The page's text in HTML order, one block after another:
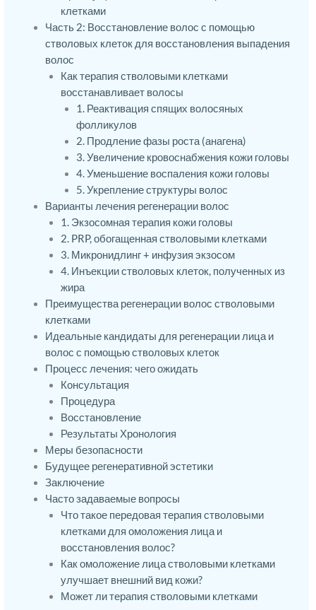
клетками
Часть 2: Восстановление волос с помощью
стволовых клеток для восстановления выпадения
волос
Как терапия стволовыми клетками
восстанавливает волосы
1. Реактивация спящих волосяных
фолликулов
2. Продление фазы роста (анагена)
3. Увеличение кровоснабжения кожи головы
4. Уменьшение воспаления кожи головы
5. Укрепление структуры волос
Варианты лечения регенерации волос
1. Экзосомная терапия кожи головы
2. PRP, обогащенная стволовыми клетками
3. Микронидлинг + инфузия экзосом
4. Инъекции стволовых клеток, полученных из
жира
Преимущества регенерации волос стволовыми
клетками
Идеальные кандидаты для регенерации лица и
волос с помощью стволовых клеток
Процесс лечения: чего ожидать
Консультация
Процедура
Восстановление
Результаты Хронология
Меры безопасности
Будущее регенеративной эстетики
Заключение
Часто задаваемые вопросы
Что такое передовая терапия стволовыми
клетками для омоложения лица и
восстановления волос?
Как омоложение лица стволовыми клетками
улучшает внешний вид кожи?
Может ли терапия стволовыми клетками